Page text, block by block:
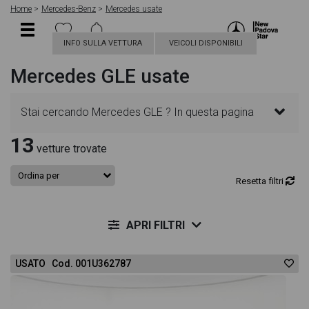
Home Mercedes-Benz Mercedes usate
INFO SULLA VETTURA VEICOLI DISPONIBILI
Mercedes GLE usate
Stai cercando Mercedes GLE ? In questa pagina
troverai le migliori offerte per acquistare un veicolo
Mercedes usato. Le schede veicolo sono
13 vetture trovate
Resetta filtri
APRI FILTRI
USATO Cod. 001U362787